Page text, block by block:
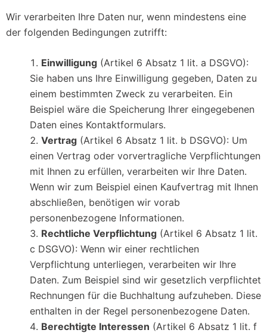
Wir verarbeiten Ihre Daten nur, wenn mindestens eine
der folgenden Bedingungen zutrifft:
Einwilligung (Artikel 6 Absatz 1 lit. a DSGVO):
Sie haben uns Ihre Einwilligung gegeben, Daten zu
einem bestimmten Zweck zu verarbeiten. Ein
Beispiel wäre die Speicherung Ihrer eingegebenen
Daten eines Kontaktformulars.
Vertrag (Artikel 6 Absatz 1 lit. b DSGVO): Um
einen Vertrag oder vorvertragliche Verpflichtungen
mit Ihnen zu erfüllen, verarbeiten wir Ihre Daten.
Wenn wir zum Beispiel einen Kaufvertrag mit Ihnen
abschließen, benötigen wir vorab
personenbezogene Informationen.
Rechtliche Verpflichtung (Artikel 6 Absatz 1 lit.
c DSGVO): Wenn wir einer rechtlichen
Verpflichtung unterliegen, verarbeiten wir Ihre
Daten. Zum Beispiel sind wir gesetzlich verpflichtet
Rechnungen für die Buchhaltung aufzuheben. Diese
enthalten in der Regel personenbezogene Daten.
Berechtigte Interessen (Artikel 6 Absatz 1 lit. f